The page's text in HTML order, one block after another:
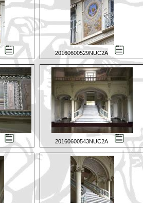
20160600529NUC2A
20160600543NUC2A